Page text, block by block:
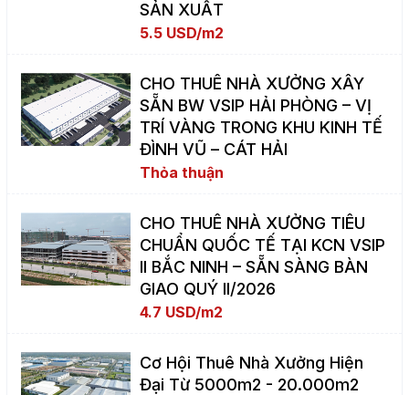
SẢN XUẤT
5.5 USD/m2
CHO THUÊ NHÀ XƯỞNG XÂY
SẴN BW VSIP HẢI PHÒNG – VỊ
TRÍ VÀNG TRONG KHU KINH TẾ
ĐÌNH VŨ – CÁT HẢI
Thỏa thuận
CHO THUÊ NHÀ XƯỞNG TIÊU
CHUẨN QUỐC TẾ TẠI KCN VSIP
II BẮC NINH – SẴN SÀNG BÀN
GIAO QUÝ II/2026
4.7 USD/m2
Cơ Hội Thuê Nhà Xưởng Hiện
Đại Từ 5000m2 - 20.000m2